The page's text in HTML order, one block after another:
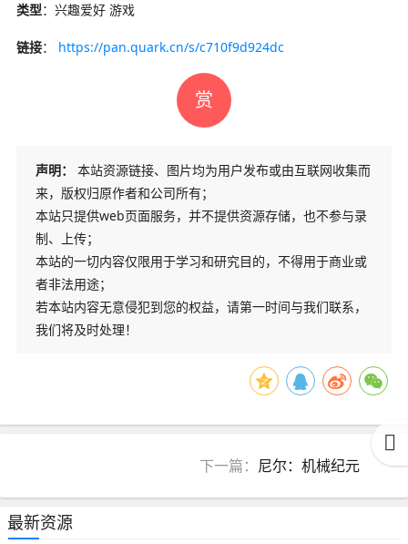
类型：兴趣爱好 游戏
链接： https://pan.quark.cn/s/c710f9d924dc
赏
声明：
本站资源链接、图片均为用户发布或由互联网收集而
来，版权归原作者和公司所有；
本站只提供web页面服务，并不提供资源存储，也不参与录
制、上传；
本站的一切内容仅限用于学习和研究目的，不得用于商业或
者非法用途；
若本站内容无意侵犯到您的权益，请第一时间与我们联系，
我们将及时处理！
下一篇： 尼尔：机械纪元
最新资源